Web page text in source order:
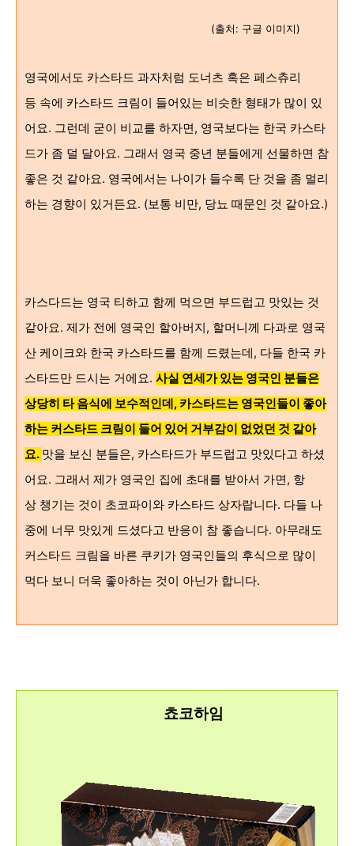
(출처: 구글 이미지)
영국에서도 카스타드 과자처럼 도너츠 혹은 페스츄리
등 속에 카스타드 크림이 들어있는 비슷한 형태가 많이 있
어요. 그런데 굳이 비교를 하자면, 영국보다는 한국 카스타
드가 좀 덜 달아요. 그래서 영국 중년 분들에게 선물하면 참
좋은 것 같아요. 영국에서는 나이가 들수록 단 것을 좀 멀리
하는 경향이 있거든요. (보통 비만, 당뇨 때문인 것 같아요.)
카스다드는 영국 티하고 함께 먹으면 부드럽고 맛있는 것
같아요. 제가 전에 영국인 할아버지, 할머 니께 다과로 영국
산 케이크와 한국 카스타드를 함께 드렸는데, 다들 한국 카
스타드만 드시는 거에요. 사실 연세가 있는 영국인 분들은
상당히 타 음식에 보수적인데, 카스타드는 영국인들이 좋아
하는 커스타드 크림이 들어 있어 거부감이 없었던 것 같아
요. 맛을 보신 분들은, 카스타드가 부드럽고 맛있다고 하셨
어요. 그래서 제가 영국인 집에 초대를 받아서 가면, 항
상 챙기는 것이 초코파이와 카스타드 상자랍니다. 다들 나
중에 너무 맛있게 드셨다고 반응이 참 좋습니다. 아무래도
커스타드 크림을 바른 쿠키가 영국인들의 후식으로 많이
먹다 보니 더욱 좋아하는 것이 아닌가 합니다.
쵸코하임